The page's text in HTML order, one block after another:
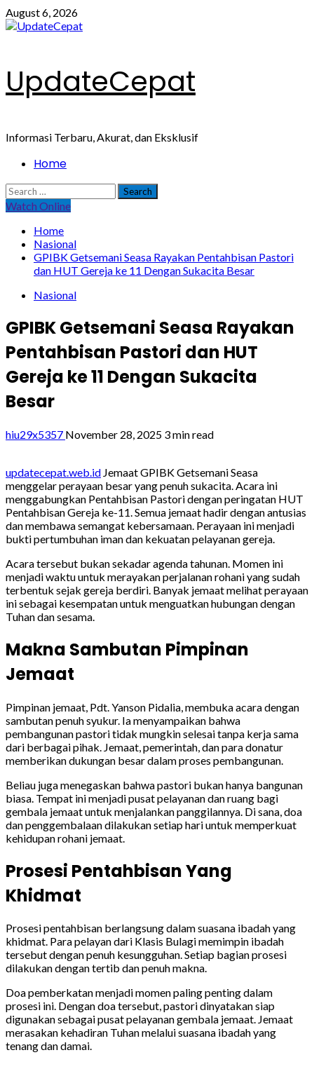
Skip
to
August 6, 2026
UpdateCepat
Informasi Terbaru, Akurat, dan Eksklusif
PrimaryHome
Search
for:
Watch Online
Home
Nasional
GPIBK Getsemani Seasa Rayakan Pentahbisan Pastori
dan HUT Gereja ke 11 Dengan Sukacita Besar
Nasional
GPIBK Getsemani Seasa Rayakan
Pentahbisan Pastori dan HUT
Gereja ke 11 Dengan Sukacita
Besar
hiu29x5357 November 28, 2025 3 min read
updatecepat.web.id Jemaat GPIBK Getsemani Seasa
menggelar perayaan besar yang penuh sukacita. Acara ini
menggabungkan Pentahbisan Pastori dengan peringatan HUT
Pentahbisan Gereja ke-11. Semua jemaat hadir dengan antusias
dan membawa semangat kebersamaan. Perayaan ini menjadi
bukti pertumbuhan iman dan kekuatan pelayanan gereja.
Acara tersebut bukan sekadar agenda tahunan. Momen ini
menjadi waktu untuk merayakan perjalanan rohani yang sudah
terbentuk sejak gereja berdiri. Banyak jemaat melihat perayaan
ini sebagai kesempatan untuk menguatkan hubungan dengan
Tuhan dan sesama.
Makna Sambutan Pimpinan
Jemaat
Pimpinan jemaat, Pdt. Yanson Pidalia, membuka acara dengan
sambutan penuh syukur. Ia menyampaikan bahwa
pembangunan pastori tidak mungkin selesai tanpa kerja sama
dari berbagai pihak. Jemaat, pemerintah, dan para donatur
memberikan dukungan besar dalam proses pembangunan.
Beliau juga menegaskan bahwa pastori bukan hanya bangunan
biasa. Tempat ini menjadi pusat pelayanan dan ruang bagi
gembala jemaat untuk menjalankan panggilannya. Di sana, doa
dan penggembalaan dilakukan setiap hari untuk memperkuat
kehidupan rohani jemaat.
Prosesi Pentahbisan Yang
Khidmat
Prosesi pentahbisan berlangsung dalam suasana ibadah yang
khidmat. Para pelayan dari Klasis Bulagi memimpin ibadah
tersebut dengan penuh kesungguhan. Setiap bagian prosesi
dilakukan dengan tertib dan penuh makna.
Doa pemberkatan menjadi momen paling penting dalam
prosesi ini. Dengan doa tersebut, pastori dinyatakan siap
digunakan sebagai pusat pelayanan gembala jemaat. Jemaat
merasakan kehadiran Tuhan melalui suasana ibadah yang
tenang dan damai.